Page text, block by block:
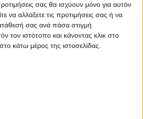
σας θα ισχύουν μόνο για αυτόν
να αλλάξετε τις προτιμήσεις σας ή να
σας ανά πάσα στιγμή
τον ιστότοπο και κάνοντας κλικ στο
κάτω μέρος της ιστοσελίδας.
ΕΠΑΝΑΦΟΡΆ